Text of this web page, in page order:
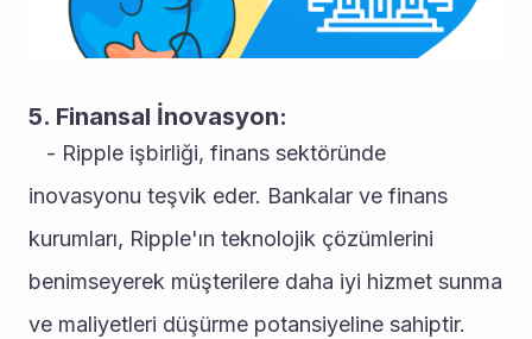
5. Finansal İnovasyon:
inovasyonu teşvik eder. Bankalar ve finans
kurumları, Ripple'ın teknolojik çözümlerini
benimseyerek müşterilere daha iyi hizmet sunma
ve maliyetleri düşürme potansiyeline sahiptir.